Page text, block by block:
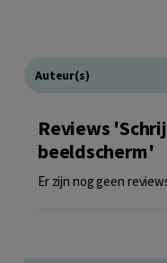
Auteur(s)
Reviews
beeldscherm'
Er zijn nog geen